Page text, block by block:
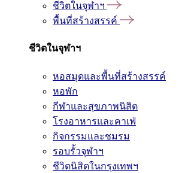
ชีวิตในจุฬาฯ
พื้นที่สร้างสรรค์
ชีวิตในจุฬาฯ
หอสมุดและพื้นที่สร้างสรรค์
หอพัก
กีฬาและสุขภาพนิสิต
โรงอาหารและคาเฟ่
กิจกรรมและชมรม
รอบรั้วจุฬาฯ
ชีวิตนิสิตในกรุงเทพฯ